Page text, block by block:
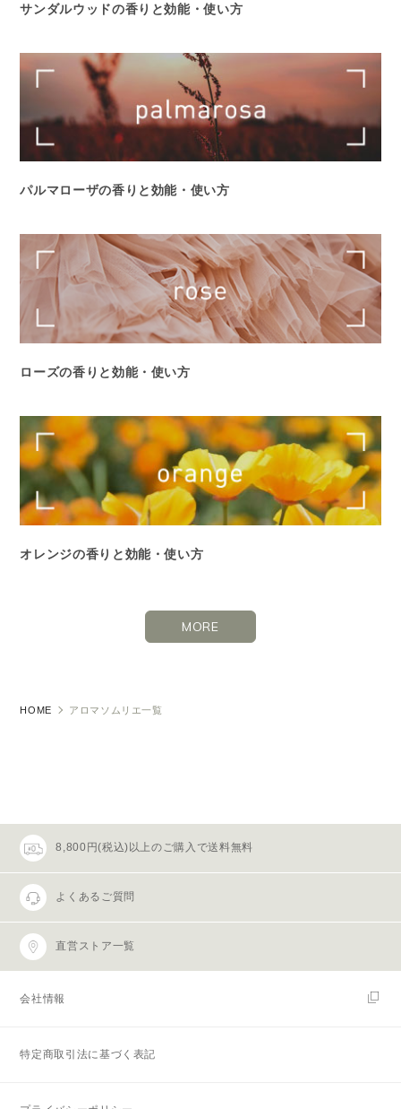
サンダルウッドの香りと効能・使い方
パルマローザの香りと効能・使い方
ローズの香りと効能・使い方
オレンジの香りと効能・使い方
MORE
HOME アロマソムリエ一覧
8,800円(税込)以上のご購入で送料無料
よくあるご質問
直営ストア一覧
会社情報
特定商取引法に基づく表記